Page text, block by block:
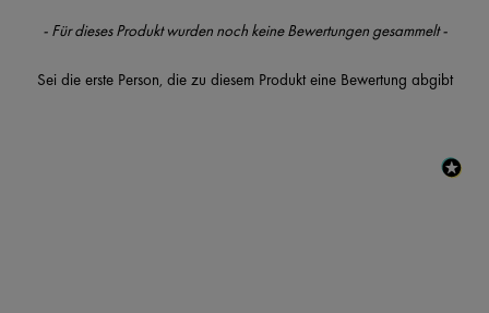
- Für dieses Produkt wurden noch keine Bewertungen gesammelt -
Sei die erste Person, die zu diesem Produkt eine Bewertung abgibt
New content loaded